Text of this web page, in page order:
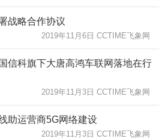
战略合作协议
2019年11月6日 CCTIME飞象网
信科旗下大唐高鸿车联网落地在行
2019年11月3日 CCTIME飞象网
助运营商5G网络建设
2019年11月3日 CCTIME飞象网